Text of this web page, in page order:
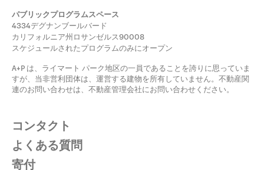
パブリックプログラムスペース
4334デグナンブールバード
カリフォルニア州ロサンゼルス90008
スケジュールされたプログラムのみにオープン
A+P は、ライマート パーク地区の一員であることを誇りに思っていま
すが、当非営利団体は、運営する建物を所有していません。不動産関
連のお問い合わせは、不動産管理会社にお問い合わせください。
コンタクト
よくある質問
寄付